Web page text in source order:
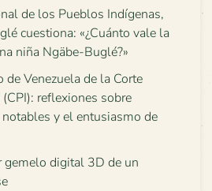
de los Pueblos Indígenas,
cuestiona: «¿Cuánto vale la
niña Ngäbe-Buglé?»
de Venezuela de la Corte
reflexiones sobre
y el entusiasmo de
gemelo digital 3D de un